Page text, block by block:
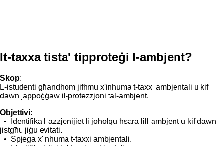
It-taxxa tista' tipproteġi l-ambjent?
Skop:
L-istudenti għandhom jifhmu x'inhuma t-taxxi ambjentali u kif
dawn jappoġġaw il-protezzjoni tal-ambjent.
Objettivi:
• Identifika l-azzjonijiet li joħolqu ħsara lill-ambjent u kif dawn
jistgħu jiġu evitati.
• Spjega x'inhuma t-taxxi ambjentali.